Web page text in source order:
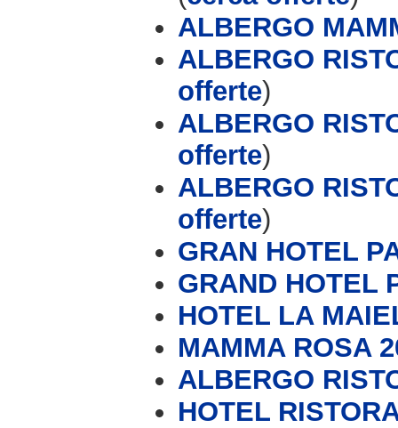
ALBERGO
ALBERGO
offerte)
ALBERGO
offerte)
ALBERGO
offerte)
GRAN HOTEL
GRAND HOTEL
HOTEL LA
MAMMA ROSA
ALBERGO
HOTEL